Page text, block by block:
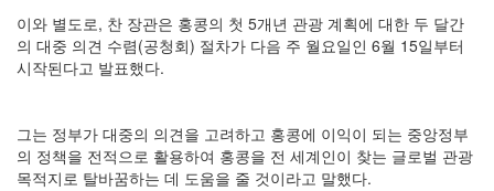
이와 별도로, 찬 장관은 홍콩의 첫 5개년 관광 계획에 대한 두 달간
의 대중 의견 수렴(공청회) 절차가 다음 주 월요일인 6월 15일부터
시작된다고 발표했다.
그는 정부가 대중의 의견을 고려하고 홍콩에 이익이 되는 중앙정부
의 정책을 전적으로 활용하여 홍콩을 전 세계인이 찾는 글로벌 관광
목적지로 탈바꿈하는 데 도움을 줄 것이라고 말했다.